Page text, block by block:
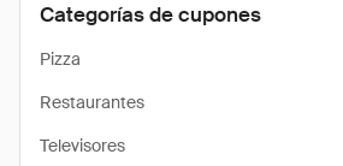
Categorías de cupones
Pizza
Restaurantes
Televisores